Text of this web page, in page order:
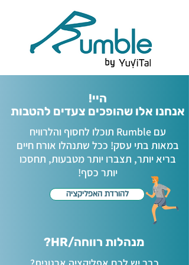
היי!
אנחנו אלו שהופכים צעדים להטבות
עם Rumble תוכלו לחסוף והלרוויח
במאות בתי עסק! ככל שתנהלו אורח חיים
בריא יותר, תצברו יותר מטבעות, תחסכו
יותר כסף!
להורדת האפליקציה
מנהלות רווחה/HR?